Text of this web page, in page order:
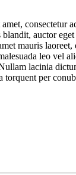
consectetur
auctor
mauris laoreet,
leo vel
lacinia
torquent per